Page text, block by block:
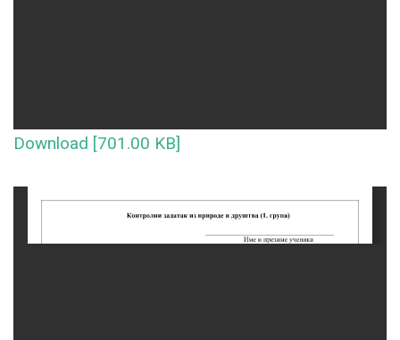
Download [701.00 KB]